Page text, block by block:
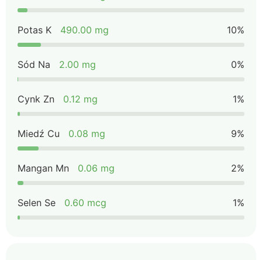
Potas K 490.00 mg 10%
Sód Na 2.00 mg 0%
Cynk Zn 0.12 mg 1%
Miedź Cu 0.08 mg 9%
Mangan Mn 0.06 mg 2%
Selen Se 0.60 mcg 1%